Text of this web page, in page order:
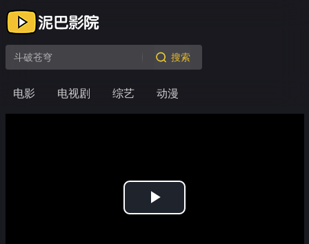
电影 电视剧 综艺 动漫
搜索
Play